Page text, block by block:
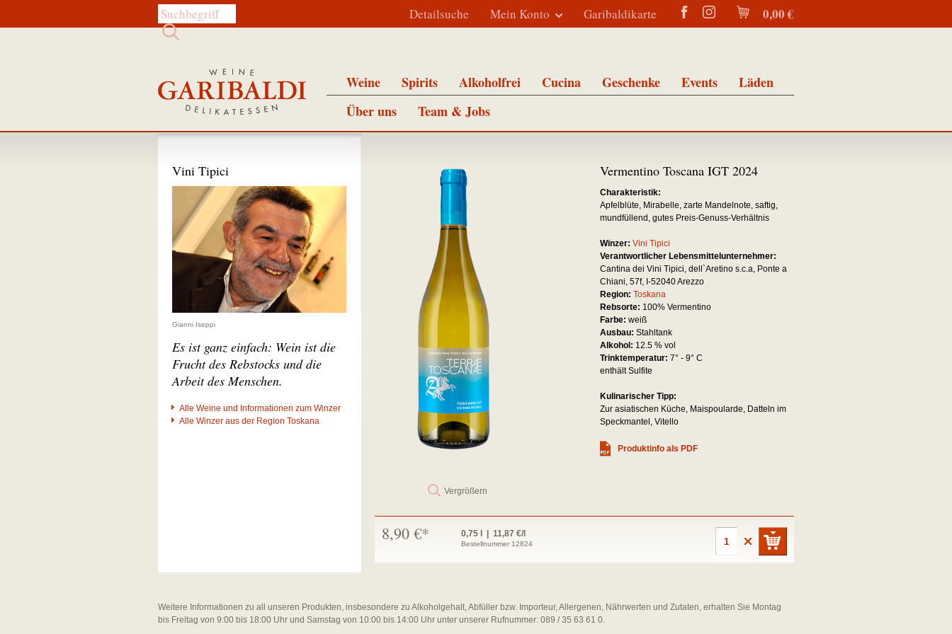
Diese Website durchsuchen: 0,00 €
Garibaldikarte
Mein Konto
Detailsuche
Weine Spirits Alkoholfrei Cucina Geschenke Events
Läden
Über uns
Team & Jobs
Vergrößern
Vermentino Toscana IGT 2024
Charakteristik:
Apfelblüte, Mirabelle, zarte Mandelnote, saftig,
mundfüllend, gutes Preis-Genuss-Verhältnis
Winzer: Vini Tipici
Verantwortlicher Lebensmittelunternehmer:
Cantina dei Vini Tipici, dell`Aretino s.c.a, Ponte a
Chiani, 57f, I-52040 Arezzo
Region: Toskana
Rebsorte: 100% Vermentino
Farbe: weiß
Ausbau: Stahltank
Alkohol: 12.5 % vol
Trinktemperatur: 7° - 9° C
enthält Sulfite
Kulinarischer Tipp:
Zur asiatischen Küche, Maispoularde, Datteln im
Speckmantel, Vitello
Produktinfo als PDF
8,90 €* 0,75 l | 11,87 €/l
Bestellnummer 12824
Vini Tipici
Gianni Iseppi
Es ist ganz einfach: Wein ist die
Frucht des Rebstocks und die
Arbeit des Menschen.
Alle Weine und Informationen zum Winzer
Alle Winzer aus der Region Toskana
Weitere Informationen zu all unseren Produkten, insbesondere zu Alkoholgehalt, Abfüller bzw. Importeur, Allergenen, Nährwerten und Zutaten, erhalten Sie Montag
bis Freitag von 9:00 bis 18:00 Uhr und Samstag von 10:00 bis 14:00 Uhr unter unserer Rufnummer: 089 / 35 63 61 0.